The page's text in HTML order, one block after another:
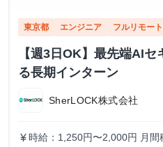
東京都 エンジニア フルリモー
【週3日OK】最先端AI
る長期インターン
SherLOCK株式会社
currency_yen 時給：1,250円〜2,000円 月間